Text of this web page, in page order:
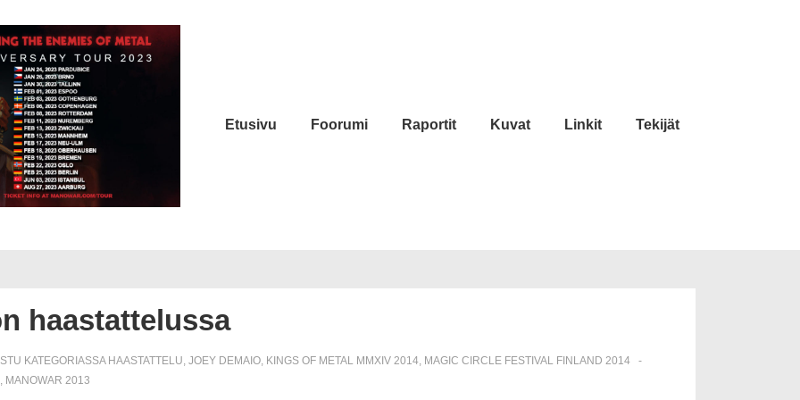
Päänavigaatio
Etusivu Foorumi Raportit Kuvat Linkit Tekijät
haastattelussa
KATEGORIASSA HAASTATTELU, JOEY DEMAIO, KINGS OF METAL MMXIV 2014, MAGIC CIRCLE FESTIVAL FINLAND 2014
, MANOWAR 2013